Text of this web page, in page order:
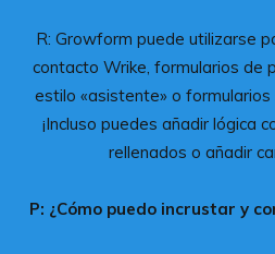
R: Growform puede utilizarse
contacto Wrike, formularios de
estilo «asistente» o formularios
¡Incluso puedes añadir lógica
rellenados o añadir
P: ¿Cómo puedo incrustar y